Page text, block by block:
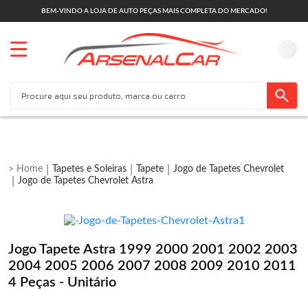
BEM-VINDO A LOJA DE AUTO PEÇAS MAIS COMPLETA DO MERCADO!
Tapetes e Soleiras Tapete
Jogo de Tapetes Chevrolet
Jogo de Tapetes Chevrolet Astra
Jogo Tapete Astra 1999 2000 2001 2002 2003
2004 2005 2006 2007 2008 2009 2010 2011
4 Peças - Unitário